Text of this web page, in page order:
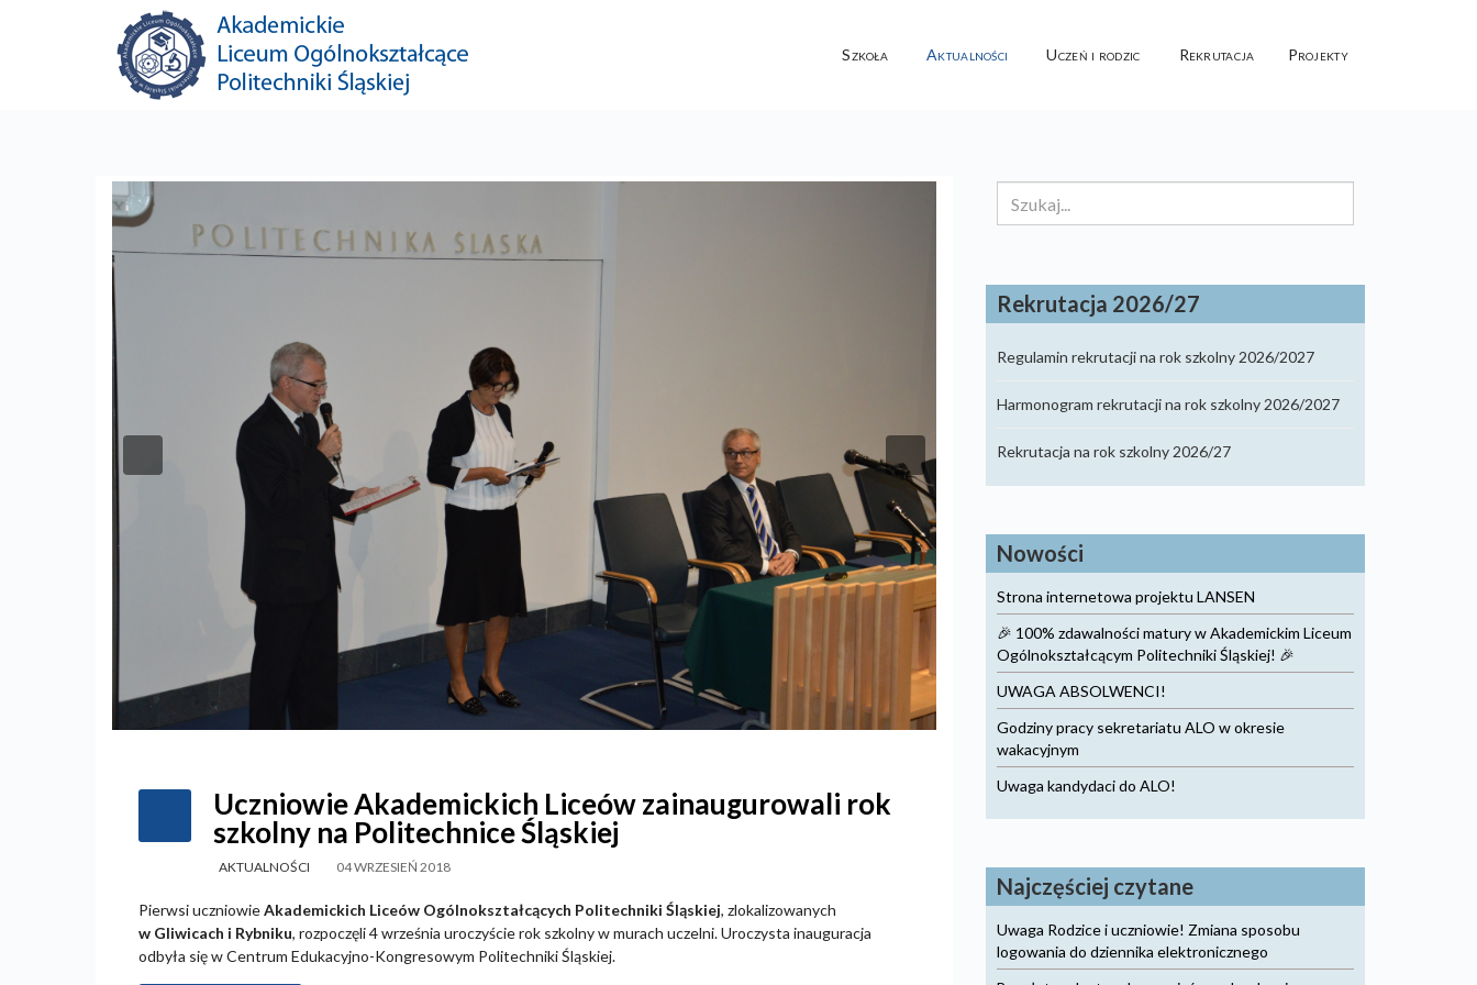
Szkoła Aktualności Uczeń i rodzic Rekrutacja Projekty
Previous Next
Uczniowie Akademickich Liceów zainaugurowali rok
szkolny na Politechnice Śląskiej
AKTUALNOŚCI 04 WRZESIEŃ 2018
Pierwsi uczniowieAkademickich Liceów Ogólnokształcących Politechniki Śląskiej, zlokalizowanych
w Gliwicach i Rybniku, rozpoczęli 4 września uroczyście rok szkolny w murach uczelni. Uroczysta inauguracja
odbyła się w Centrum Edukacyjno-Kongresowym Politechniki Śląskiej.
Rekrutacja 2026/27
Regulamin rekrutacji na rok szkolny 2026/2027
Harmonogram rekrutacji na rok szkolny 2026/2027
Rekrutacja na rok szkolny 2026/27
Nowości
Strona internetowa projektu LANSEN
🎉 100% zdawalności matury w Akademickim Liceum
Ogólnokształcącym Politechniki Śląskiej! 🎉
UWAGA ABSOLWENCI!
Godziny pracy sekretariatu ALO w okresie
wakacyjnym
Uwaga kandydaci do ALO!
Najczęściej czytane
Uwaga Rodzice i uczniowie! Zmiana sposobu
logowania do dziennika elektronicznego